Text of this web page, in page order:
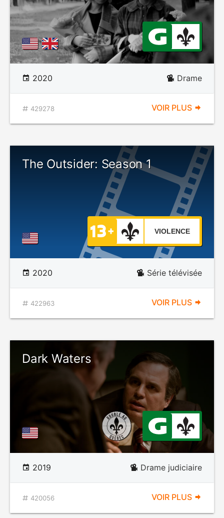
2020 Drame
429278 VOIR PLUS
The Outsider: Season 1
VIOLENCE
2020 Série télévisée
422963 VOIR PLUS
Dark Waters
2019 Drame judiciaire
420056 VOIR PLUS